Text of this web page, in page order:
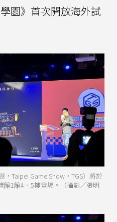
園》首次開放海外試
Taipei Game Show，TGS）將於
館1館4、5樓登場。（攝影／張明